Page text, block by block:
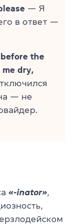
— Я
в ответ —
the
dry,
— не
«-inator»,